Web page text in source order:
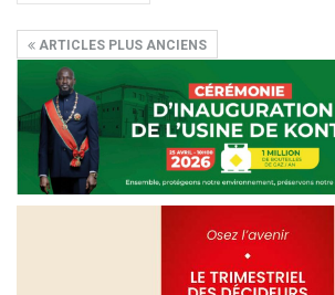
ARTICLES PLUS ANCIENS